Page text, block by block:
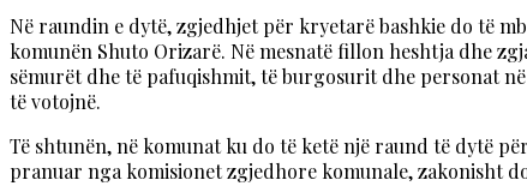
Në raundin e dytë, zgjedhjet për kryetarë bashkie do të
komunën Shuto Orizarë. Në mesnatë fillon heshtja dhe
sëmurët dhe të pafuqishmit, të burgosurit dhe personat
të votojnë.
Të shtunën, në komunat ku do të ketë një raund të dytë
pranuar nga komisionet zgjedhore komunale, zakonisht